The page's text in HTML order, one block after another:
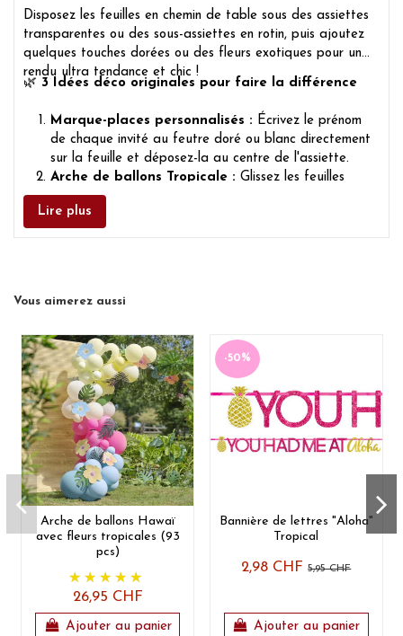
Disposez les feuilles en chemin de table sous des assiettes
transparentes ou des sous-assiettes en rotin, puis ajoutez
quelques touches dorées ou des fleurs exotiques pour un
rendu ultra tendance et chic !
🌿 3 Idées déco originales pour faire la différence
Marque-places personnalisés : Écrivez le prénom
de chaque invité au feutre doré ou blanc directement
sur la feuille et déposez-la au centre de l'assiette.
Arche de ballons Tropicale : Glissez les feuilles
entre les ballons de votre arche (verts, dorés et
nude) pour apporter du volume et un effet végétal
Lire plus
Vous aimerez aussi
Arche de ballons Hawaï
avec fleurs tropicales (93
pcs)
26,95 CHF
Ajouter au panier
-50%
Bannière de lettres "Aloha"
Tropical
2,98 CHF5,95 CHF
Ajouter au panier